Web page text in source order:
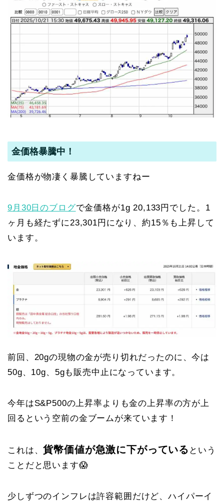
金価格暴騰中！
金価格が物凄く暴騰していますねー
9月30日のブログで金価格が1g 20,133円でした。1
ヶ月も経たずに23,301円になり、約15％も上昇して
います。
前回、20gの現物の金が売り切れだったのに、今は
50g、10g、5gも販売中止になっています。
今年はS&P500の上昇率よりも金の上昇率の方が上
回るという空前の金ブームが来ています！
これは、貨幣価値が急激に下がっている という
ことだと思います😱
少しずつのインフレは許容範囲だけど、ハイパーイ